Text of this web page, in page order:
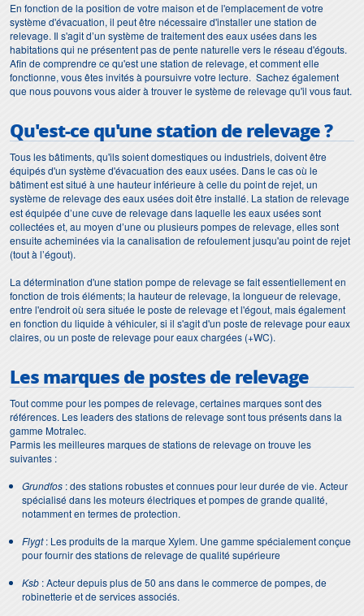
En fonction de la position de votre maison et de l'emplacement de votre
système d'évacuation, il peut être nécessaire d'installer une station de
relevage. Il s'agit d’un système de traitement des eaux usées dans les
habitations qui ne présentent pas de pente naturelle vers le réseau d'égouts.
Afin de comprendre ce qu'est une station de relevage, et comment elle
fonctionne, vous êtes invités à poursuivre votre lecture. Sachez également
que nous pouvons vous aider à trouver le système de relevage qu'il vous faut.
Qu'est-ce qu'une station de relevage ?
Tous les bâtiments, qu'ils soient domestiques ou industriels, doivent être
équipés d'un système d'évacuation des eaux usées. Dans le cas où le
bâtiment est situé à une hauteur inférieure à celle du point de rejet, un
système de relevage des eaux uséesdoit être installé. La station de relevage
est équipée d’une cuve de relevage dans laquelle les eaux usées sont
collectées et, au moyen d’une ou plusieurs pompes de relevage, elles sont
ensuite acheminées via la canalisation de refoulement jusqu'au point de rejet
(tout à l’égout).
La détermination d'une station pompe de relevage se fait essentiellement en
fonction de trois éléments; la hauteur de relevage, la longueur de relevage,
entre l'endroit où sera située le poste de relevage et l'égout, mais également
en fonction du liquide à véhiculer, si il s'agit d'un poste de relevage pour eaux
claires, ou un poste de relevage pour eaux chargées (+WC).
Les marques de postes de relevage
Tout comme pour les pompes de relevage, certaines marques sont des
références. Les leaders des stations de relevage sont tous présents dans la
gamme Motralec.
Parmis les meilleures marques de stations de relevage on trouve les
suivantes :
Grundfos : des stations robustes et connues pour leur durée de vie. Acteur
spécialisé dans les moteurs électriques et pompes de grande qualité,
notamment en termes de protection.
Flygt: Les produits de la marque Xylem. Une gamme spécialement conçue
pour fournir des stations de relevage de qualité supérieure
Ksb : Acteur depuis plus de 50 ans dans le commerce de pompes, de
robinetterie et de services associés.